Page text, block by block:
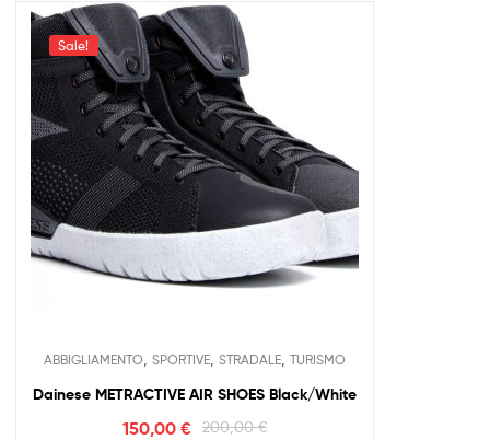
Sale!
ABBIGLIAMENTO SPORTIVE STRADALE TURISMO
Dainese METRACTIVE AIR SHOES Black/White
200,00€
150,00€